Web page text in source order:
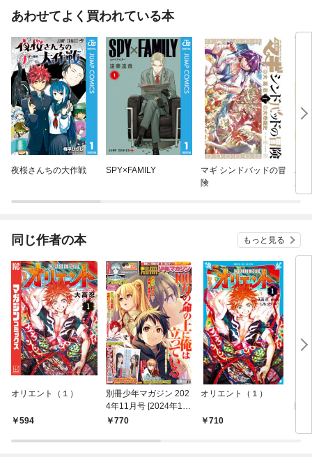
あわせてよく買われている本
夜桜さんちの大作戦 SPY×FAMILY
マギ シンドバッドの冒
険
ハ
同じ作者の本 もっと見る
オリエント（１）
594
別冊少年マガジン 202
4年11月号 [2024年10
月9日発売]
770
オリエント（１）
710
険